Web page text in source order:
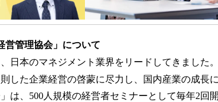
営管理協会」について
日本のマネジメント業界をリードしてきました
した企業経営の啓蒙に尽力し、国内産業の成長
は、500人規模の経営者セミナーとして毎年2回